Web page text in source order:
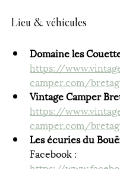
Lieu & véhicules
Domaine les
https://
camper.com/
Vintage Camper
https://
camper.com/
Les écuries du
Facebook :